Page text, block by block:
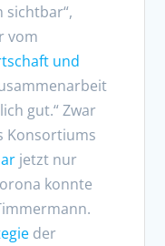
sichtbar“,
vom
und
gut.“ Zwar
Konsortiums
jetzt nur
konnte
der